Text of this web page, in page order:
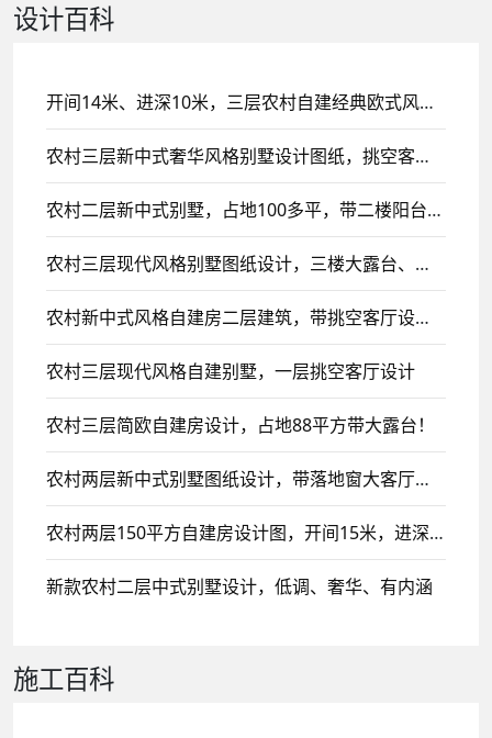
设计百科
开间14米、进深10米，三层农村自建经典欧式风格别墅设计，带挑空客厅设计！
农村三层新中式奢华风格别墅设计图纸，挑空客厅设计
农村二层新中式别墅，占地100多平，带二楼阳台设计！
农村三层现代风格别墅图纸设计，三楼大露台、平顶设计风格
农村新中式风格自建房二层建筑，带挑空客厅设计，二楼侧面设计大露台！
农村三层现代风格自建别墅，一层挑空客厅设计
农村三层简欧自建房设计，占地88平方带大露台！
农村两层新中式别墅图纸设计，带落地窗大客厅，简洁明亮！
农村两层150平方自建房设计图，开间15米，进深10米现代雕花带阳台及顶层阁楼设计
新款农村二层中式别墅设计，低调、奢华、有内涵
施工百科